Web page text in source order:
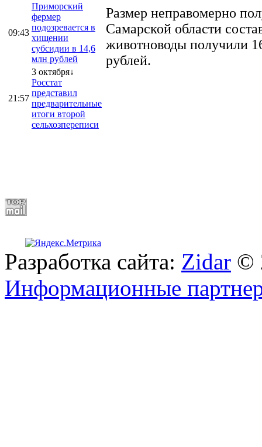
09:43
Приморский
фермер
подозревается в
хищении
субсидии в 14,6
млн рублей
21:57
3 октября↓
Росстат
представил
предварительные
итоги второй
сельхозпереписи
Размер неправомерно
Самарской области
животноводы получили
рублей.
Разработка сайта: Zidar ©
Информационные